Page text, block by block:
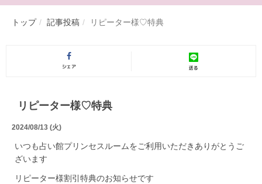
トップ 記事投稿 リピーター様♡特典
シェア 送る
リピーター様♡特典
2024/08/13 (火)
いつも占い館プリンセスルームをご利用いただきありがとうご
ざいます
リピーター様割引特典のお知らせです